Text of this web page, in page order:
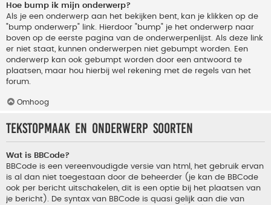
Hoe bump ik mijn onderwerp?
Als je een onderwerp aan het bekijken bent, kan je klikken op de
"bump onderwerp" link. Hierdoor "bump" je het onderwerp naar
boven op de eerste pagina van de onderwerpenlijst. Als deze link
er niet staat, kunnen onderwerpen niet gebumpt worden. Een
onderwerp kan ook gebumpt worden door een antwoord te
plaatsen, maar hou hierbij wel rekening met de regels van het
forum.
Omhoog
Tekstopmaak en onderwerp soorten
Wat is BBCode?
BBCode is een vereenvoudigde versie van html, het gebruik ervan
is al dan niet toegestaan door de beheerder (je kan de BBCode
ook per bericht uitschakelen, dit is een optie bij het plaatsen van
je bericht). De syntax van BBCode is quasi gelijk aan die van